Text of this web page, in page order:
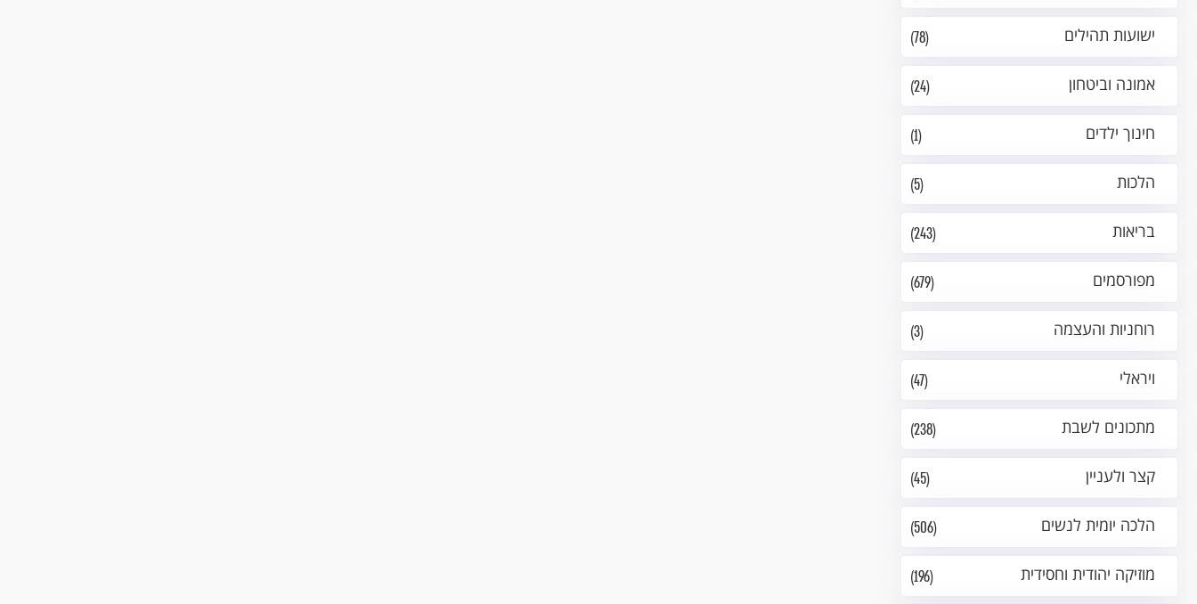
(78) ישועות תהילים
(24) אמונה וביטחון
(1) חינוך ילדים
(5) הלכות
(243) בריאות
(679) מפורסמים
(3) רוחניות והעצמה
(47) ויראלי
(238) מתכונים לשבת
(45) קצר ולעניין
(506) הלכה יומית לנשים
(196) מוזיקה יהודית וחסידית